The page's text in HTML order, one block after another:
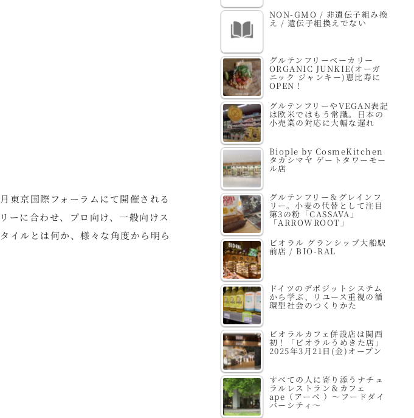
東京国際フォーラムにて開催される
ーに合わせ、プロ向け、一般向けス
イルとは何か、様々な角度から明ら
NON-GMO / 非遺伝子組み換
え / 遺伝子組換えでない
グルテンフリーベーカリー
ORGANIC JUNKIE(オーガ
ニック ジャンキー)恵比寿に
OPEN！
グルテンフリーやVEGAN表記
は欧米ではもう常識。日本の
小売業の対応に大幅な遅れ
Biople by CosmeKitchen
タカシマヤ ゲートタワーモー
ル店
グルテンフリー＆グレインフ
リー。小麦の代替として注目
第3の粉「CASSAVA」
「ARROWROOT」
ビオラル グランシップ大船駅
前店 / BIO-RAL
ドイツのデポジットシステム
から学ぶ、リユース重視の循
環型社会のつくりかた
ビオラルカフェ併設店は関西
初！「ビオラルうめきた店」
2025年3月21日(金)オープン
すべての人に寄り添うナチュ
ラルレストラン＆カフェ
ape（アーペ ）～フードダイ
バーシティ～